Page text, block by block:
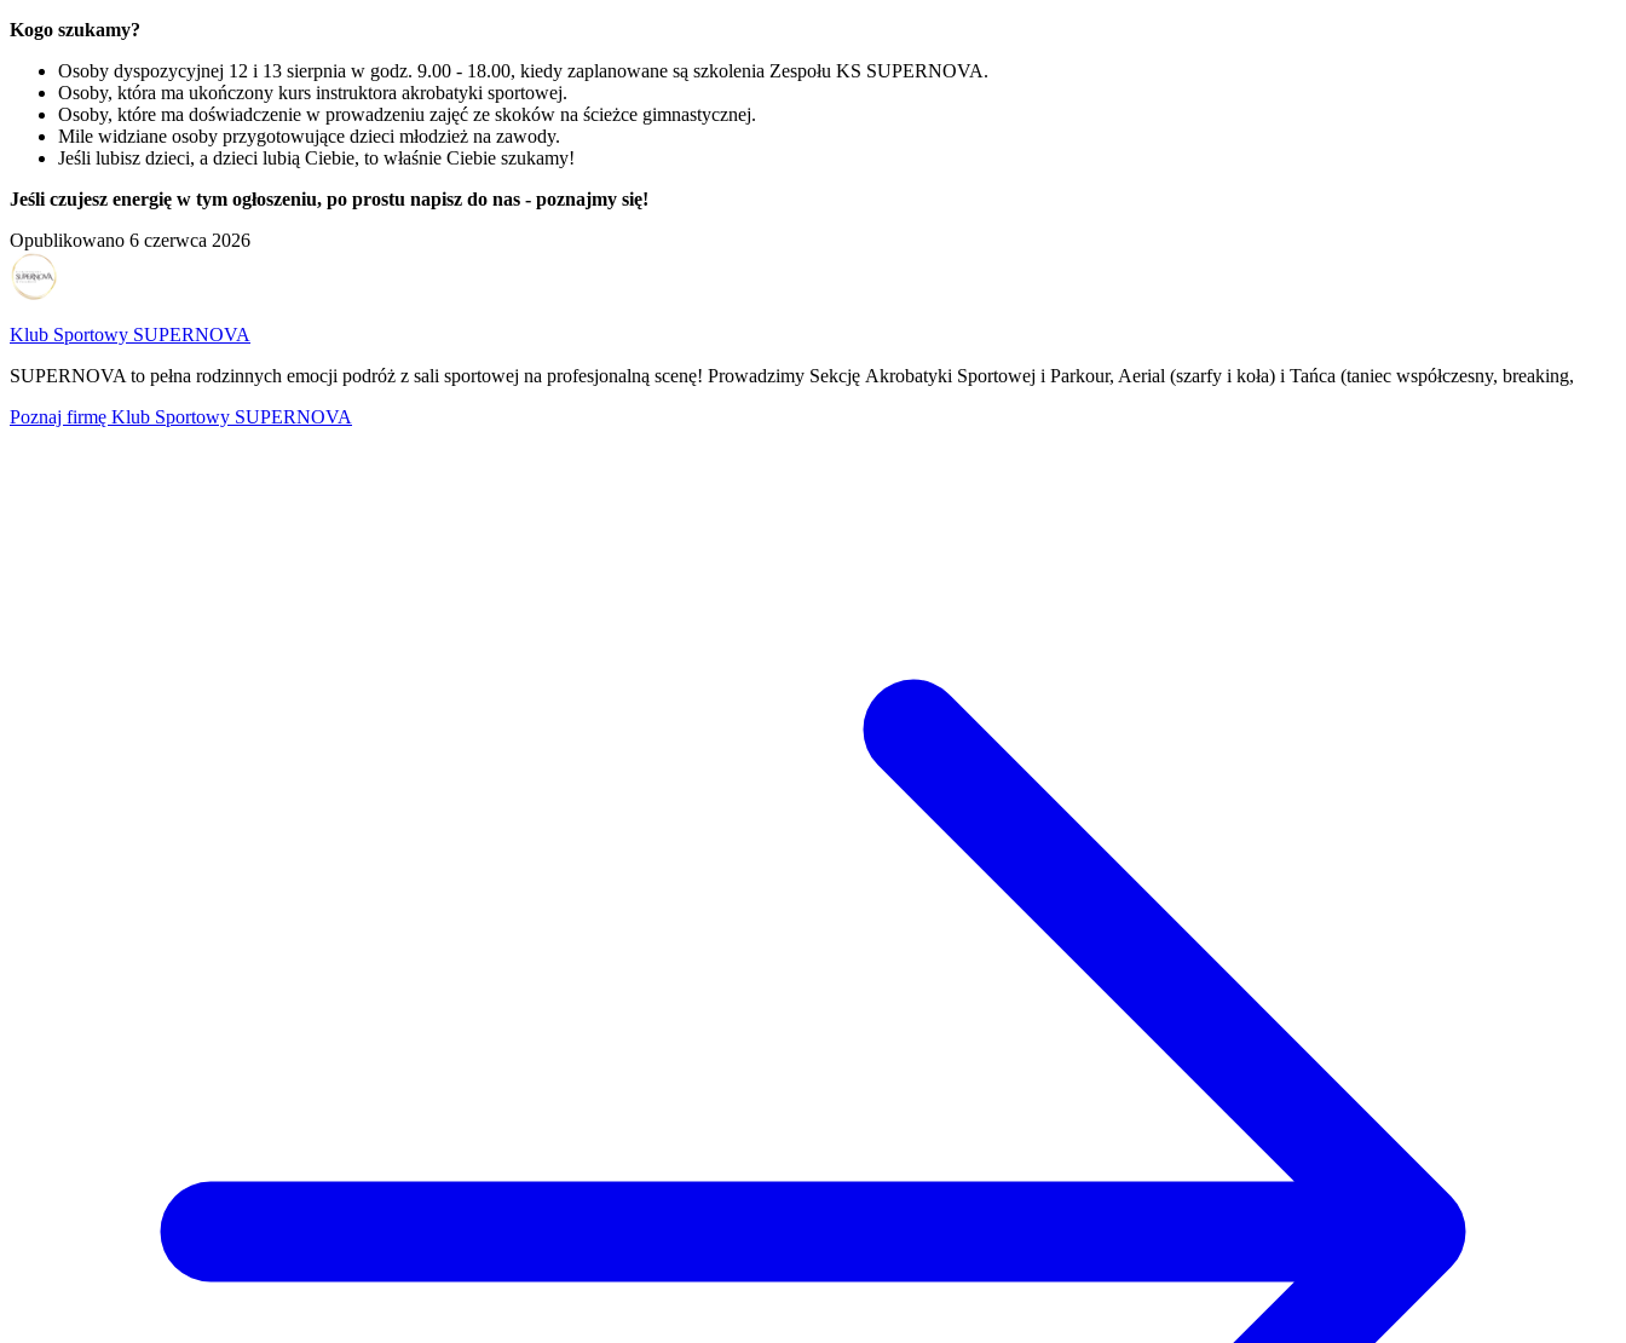
Kogo szukamy?
Osoby dyspozycyjnej 12 i 13 sierpnia w godz. 9.00 - 18.00, kiedy zaplanowane są szkolenia Zespołu KS SUPERNOVA.
Osoby, która ma ukończony kurs instruktora akrobatyki sportowej.
Osoby, które ma doświadczenie w prowadzeniu zajęć ze skoków na ścieżce gimnastycznej.
Mile widziane osoby przygotowujące dzieci młodzież na zawody.
Jeśli lubisz dzieci, a dzieci lubią Ciebie, to właśnie Ciebie szukamy!
Jeśli czujesz energię w tym ogłoszeniu, po prostu napisz do nas - poznajmy się!
Opublikowano 6 czerwca 2026
Klub Sportowy SUPERNOVA
SUPERNOVA to pełna rodzinnych emocji podróż z sali sportowej na profesjonalną scenę! Prowadzimy Sekcję Akrobatyki Sportowej i Parkour, Aerial (szarfy i koła) i Tańca (taniec współczesny, breaking,
Poznaj firmę Klub Sportowy SUPERNOVA